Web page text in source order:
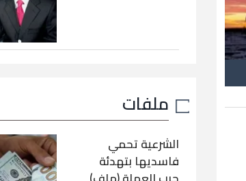
ملفات
الشرعية تحمي
فاسديها بتهدئة